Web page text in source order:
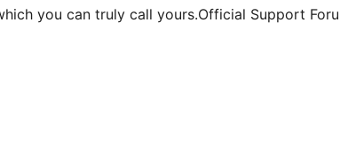
you can truly call yours.Official Support